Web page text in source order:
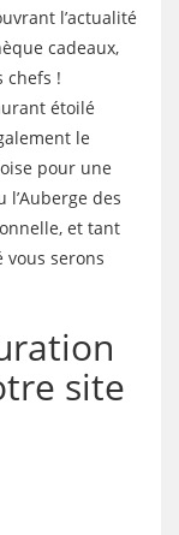
l’actualité
cadeaux,
chefs !
étoilé
le
pour une
des
et tant
vous serons
site